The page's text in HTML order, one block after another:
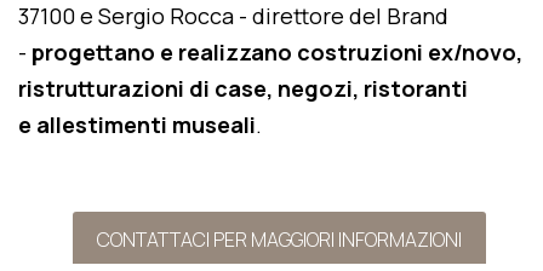
37100 e Sergio Rocca - direttore del Brand
- progettano e realizzano costruzioni ex/novo,
ristrutturazioni di case, negozi, ristoranti
e allestimenti museali.
CONTATTACI PER MAGGIORI INFORMAZIONI